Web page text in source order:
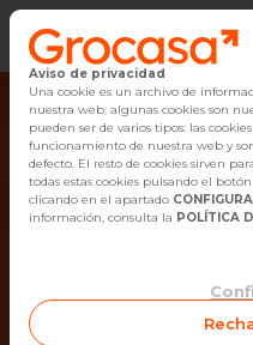
Vender
Buscar
Alquiler
Empleo
¡Ups!
Aviso de privacidad
Una cookie es un archivo de
nuestra web: algunas cookies son
pueden ser de varios tipos: las
funcionamiento de nuestra web y
defecto. El resto de cookies sirven
todas estas cookies pulsando el botón
clicando en el apartado
información, consulta la POLÍTICA